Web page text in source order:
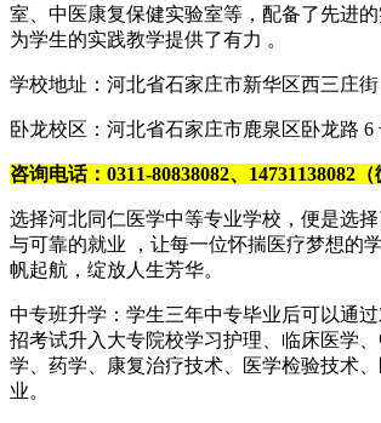
室、中医康复保健实验室等，配备了先进的
为学生的实践教学提供了有力 。
学校地址：河北省石家庄市新华区西三庄街
卧龙校区：河北省石家庄市鹿泉区卧龙路 6
咨询电话：0311-80838082、14731138082（
选择河北同仁医学中等专业学校，便是选
与可靠的就业 ，让每一位怀揣医疗梦想的
帆起航，绽放人生芳华。
中专班升学：学生三年中专毕业后可以通
招考试升入大专院校学习护理、临床医学
学、药学、康复治疗技术、医学检验技术
业。